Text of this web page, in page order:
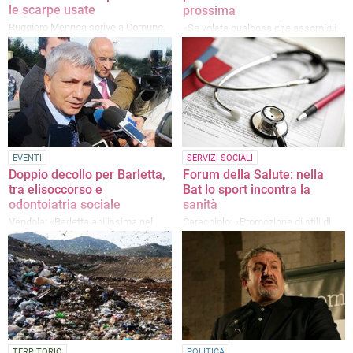
le scarpe usate
Ruggiero Mennea scrive a Comune,
Provincia e Regione
prossima
«Se volete qualcosa che assomigli
al passato, non votate per me»
EVENTI
Doppio decollo per Barletta,
tra elisoccorso e
odontoiatria sociale
Vendola: «Barletta abilissima nel
guidare la difficile macchina
sanitaria»
SERVIZI SOCIALI
Forum della Salute: nella
Bat lo sport incontra la
sanità
Caracciolo: «Promozione di stili di